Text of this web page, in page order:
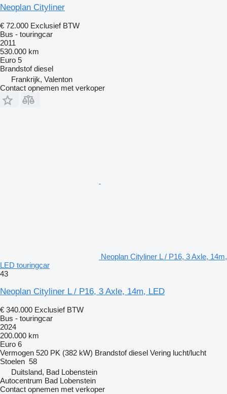
Neoplan Cityliner
€ 72.000 Exclusief BTW
Bus - touringcar
2011
530.000 km
Euro 5
Brandstof diesel
Frankrijk, Valenton
Contact opnemen met verkoper
Neoplan Cityliner L / P16, 3 Axle, 14m,
LED touringcar
43
Neoplan Cityliner L / P16, 3 Axle, 14m, LED
€ 340.000 Exclusief BTW
Bus - touringcar
2024
200.000 km
Euro 6
Vermogen 520 PK (382 kW) Brandstof diesel Vering lucht/lucht
Stoelen 58
Duitsland, Bad Lobenstein
Autocentrum Bad Lobenstein
Contact opnemen met verkoper